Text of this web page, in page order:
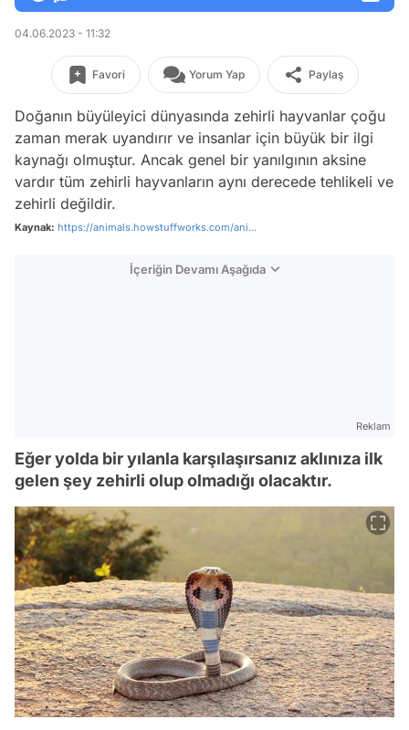
04.06.2023 - 11:32
Favori Yorum Yap Paylaş
Doğanın büyüleyici dünyasında zehirli hayvanlar çoğu
zaman merak uyandırır ve insanlar için büyük bir ilgi
kaynağı olmuştur. Ancak genel bir yanılgının aksine
vardır tüm zehirli hayvanların aynı derecede tehlikeli ve
zehirli değildir.
Kaynak: https://animals.howstuffworks.com/ani...
İçeriğin Devamı Aşağıda
Reklam
Eğer yolda bir yılanla karşılaşırsanız aklınıza ilk
gelen şey zehirli olup olmadığı olacaktır.